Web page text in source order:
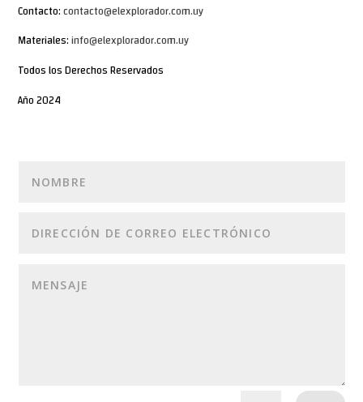
Contacto:contacto@elexplorador.com.uy
Materiales:info@elexplorador.com.uy
Todos los Derechos Reservados
Año 2024